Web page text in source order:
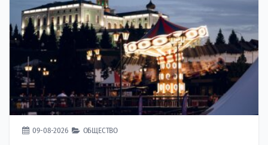
09-08-2026 ОБЩЕСТВО